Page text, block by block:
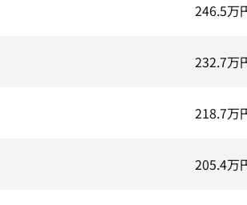
246.5万
232.7万
218.7万
205.4万